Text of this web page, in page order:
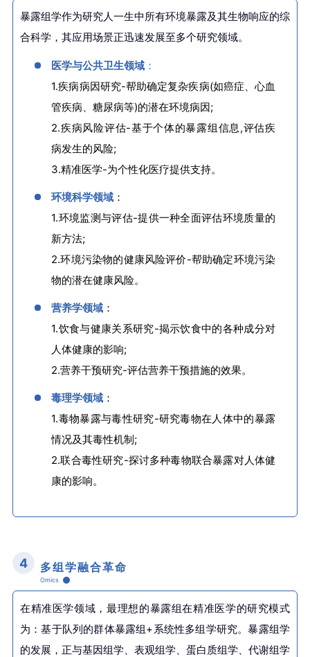
暴露组学作为研究人一生中所有环境暴露及其生物响应的综
合科学，其应用场景正迅速发展至多个研究领域。
医学与公共卫生领域 ：
1.疾病病因研究-帮助确定复杂疾病(如癌症、心血
管疾病、糖尿病等)的潜在环境病因;
2.疾病风险评估-基于个体的暴露组信息,评估疾
病发生的风险;
3.精准医学-为个性化医疗提供支持。
环境科学领域 ：
1.环境监测与评估-提供一种全面评估环境质量的
新方法;
2.环境污染物的健康风险评价-帮助确定环境污染
物的潜在健康风险。
营养学领域 ：
1.饮食与健康关系研究-揭示饮食中的各种成分对
人体健康的影响;
2.营养干预研究-评估营养干预措施的效果。
毒理学领域 ：
1.毒物暴露与毒性研究-研究毒物在人体中的暴露
情况及其毒性机制;
2.联合毒性研究-探讨多种毒物联合暴露对人体健
康的影响。
4 多组学融合革命
Omics
在精准医学领域，最理想的暴露组在精准医学的研究模式
为：基于队列的群体暴露组+系统性多组学研究。暴露组学
的发展，正与基因组学、表观组学、蛋白质组学、代谢组学